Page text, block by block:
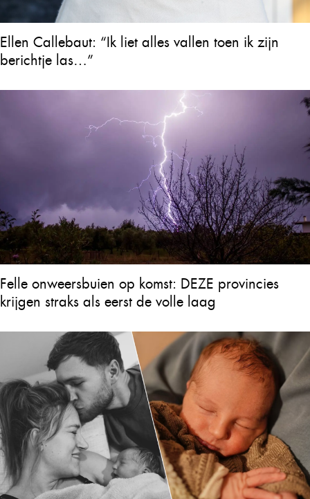
Ellen Callebaut: “Ik liet alles vallen toen ik zijn
berichtje las…”
Felle onweersbuien op komst: DEZE provincies
krijgen straks als eerst de volle laag